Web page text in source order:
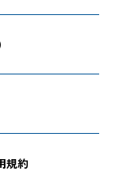
規約